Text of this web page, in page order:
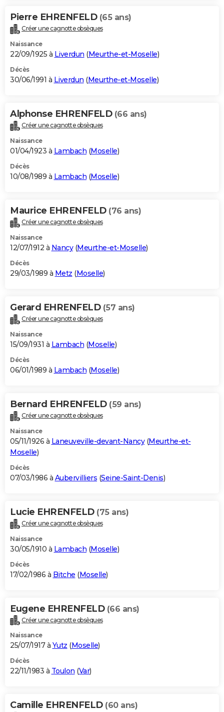
Pierre EHRENFELD (65 ans)
Créer une cagnotte obsèques
Naissance
22/09/1925 à Liverdun (Meurthe-et-Moselle)
Décès
30/06/1991 à Liverdun (Meurthe-et-Moselle)
Alphonse EHRENFELD (66 ans)
Créer une cagnotte obsèques
Naissance
01/04/1923 à Lambach (Moselle)
Décès
10/08/1989 à Lambach (Moselle)
Maurice EHRENFELD (76 ans)
Créer une cagnotte obsèques
Naissance
12/07/1912 à Nancy(Meurthe-et-Moselle)
Décès
29/03/1989 à Metz (Moselle)
Gerard EHRENFELD (57 ans)
Créer une cagnotte obsèques
Naissance
15/09/1931 à Lambach (Moselle)
Décès
06/01/1989 à Lambach (Moselle)
Bernard EHRENFELD (59 ans)
Créer une cagnotte obsèques
Naissance
05/11/1926 à Laneuveville-devant-Nancy(Meurthe-et-
Moselle)
Décès
07/03/1986 à Aubervilliers (Seine-Saint-Denis)
Lucie EHRENFELD (75 ans)
Créer une cagnotte obsèques
Naissance
30/05/1910 à Lambach (Moselle)
Décès
17/02/1986 à Bitche (Moselle)
Eugene EHRENFELD (66 ans)
Créer une cagnotte obsèques
Naissance
25/07/1917 à Yutz (Moselle)
Décès
22/11/1983 à Toulon (Var)
Camille EHRENFELD (60 ans)